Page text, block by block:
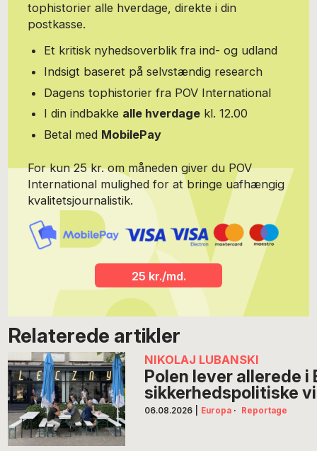
tophistorier alle hverdage, direkte i din
postkasse.
Et kritisk nyhedsoverblik fra ind- og udland
Indsigt baseret på selvstændig research
Dagens tophistorier fra POV International
I din indbakke alle hverdage kl. 12.00
Betal med MobilePay
For kun 25 kr. om måneden giver du POV
International mulighed for at bringe uafhængig
kvalitetsjournalistik.
25 kr./md.
Relaterede artikler
NIKOLAJ LUBANSKI
Polen lever allerede i
sikkerhedspolitiske
06.08.2026 Europa · Reportage